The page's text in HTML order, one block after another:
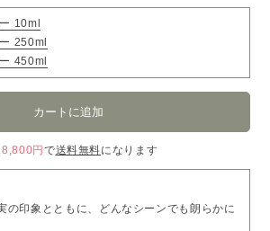
10ml
250ml
450ml
8,800円 で送料無料になります
の印象とともに、どんなシーンでも朗らかに